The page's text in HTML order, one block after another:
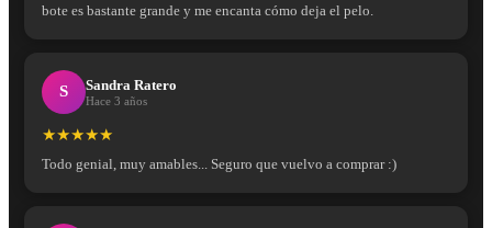
bote es bastante grande y me encanta cómo deja el pelo.
S Sandra Ratero
Hace 3 años
★★★★★
Todo genial, muy amables... Seguro que vuelvo a comprar :)